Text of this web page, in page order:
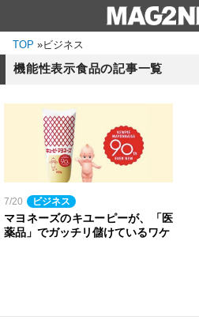
TOP »ビジネス
機能性表示食品の記事一覧
7/20 ビジネス
マヨネーズのキユーピーが、「医
薬品」でガッチリ儲けているワケ